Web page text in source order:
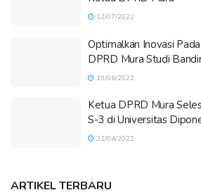
12/07/2022
Optimalkan Inovasi
DPRD Mura Studi
19/06/2022
Ketua DPRD Mura
S-3 di Universitas
21/04/2022
ARTIKEL TERBARU